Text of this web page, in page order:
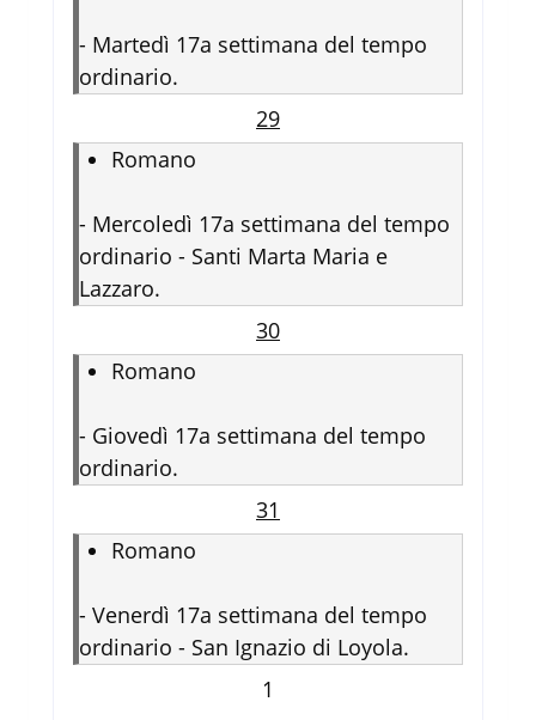
- Martedì 17a settimana del tempo
ordinario.
29
Romano
- Mercoledì 17a settimana del tempo
ordinario - Santi Marta Maria e
Lazzaro.
30
Romano
- Giovedì 17a settimana del tempo
ordinario.
31
Romano
- Venerdì 17a settimana del tempo
ordinario - San Ignazio di Loyola.
1